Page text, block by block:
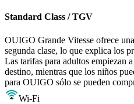
Standard Class / TGV
OUIGO Grande Vitesse ofrece
segunda clase, lo que explica los
Las tarifas para adultos empiezan
destino, mientras que los niños
para OUIGO sólo se pueden
Wi-Fi